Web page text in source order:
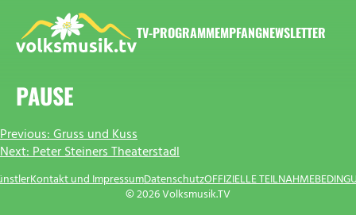
Inhalt
springen
TV-PROGRAMMEMPFANGNEWSLETTER
PAUSE
BEITRAGSNAVIGATION
Previous:Gruss und Kuss
Next:Peter Steiners Theaterstadl
© 2026 Volksmusik.TV
Kontakt und ImpressumDatenschutzOFFIZIELLE